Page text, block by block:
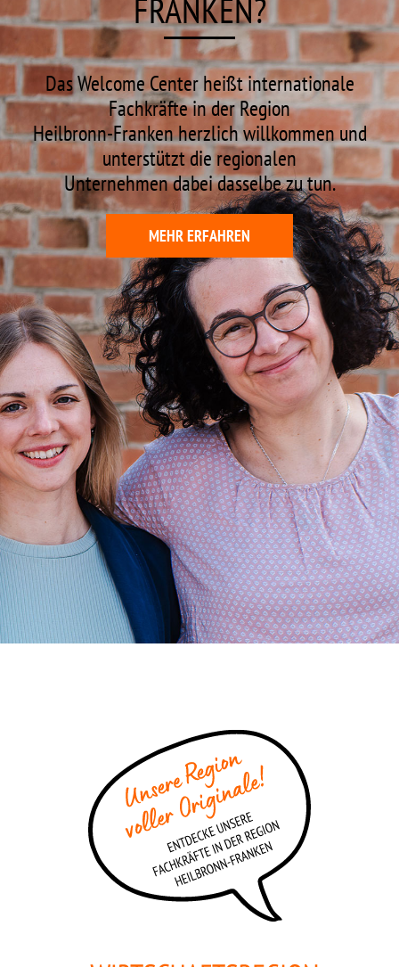
FRANKEN?
Das Welcome Center heißt internationale
Fachkräfte in der Region
Heilbronn-Franken herzlich willkommen und
unterstützt die regionalen
Unternehmen dabei dasselbe zu tun.
MEHR ERFAHREN